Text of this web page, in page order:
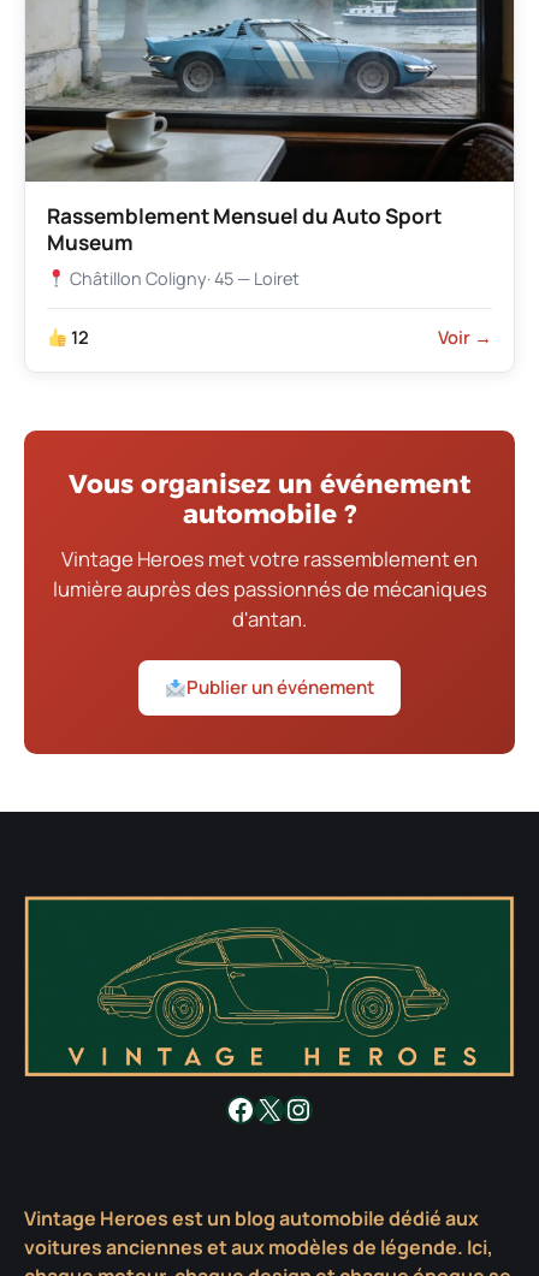
Rassemblement Mensuel du Auto Sport
Museum
Châtillon Coligny· 45 — Loiret
12 Voir →
Vous organisez un événement
automobile ?
Vintage Heroes met votre rassemblement en
lumière auprès des passionnés de mécaniques
d'antan.
Publier un événement
Facebook
X Instagram
Vintage Heroes est un blog automobile dédié aux
voitures anciennes et aux modèles de légende. Ici,